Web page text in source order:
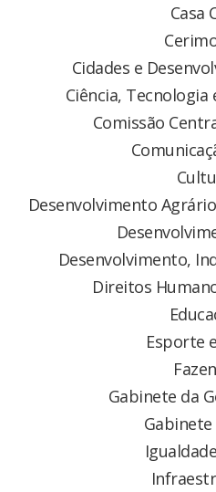
Casa
Cidades e
Ciência,
Comissão
Desenvolvimento
Desenvolvimento,
Direitos
Esporte
Gabinete da